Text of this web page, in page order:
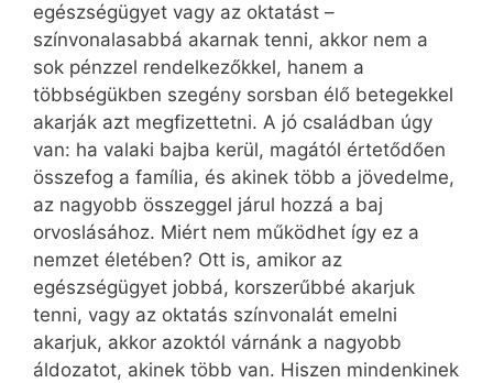
egészségügyet vagy az oktatást –
színvonalasabbá akarnak tenni, akkor nem a
sok pénzzel rendelkezőkkel, hanem a
többségükben szegény sorsban élő betegekkel
akarják azt megfizettetni. A jó családban úgy
van: ha valaki bajba kerül, magától értetődően
összefog a família, és akinek több a jövedelme,
az nagyobb összeggel járul hozzá a baj
orvoslásához. Miért nem működhet így ez a
nemzet életében? Ott is, amikor az
egészségügyet jobbá, korszerűbbé akarjuk
tenni, vagy az oktatás színvonalát emelni
akarjuk, akkor azoktól várnánk a nagyobb
áldozatot, akinek több van. Hiszen mindenkinek